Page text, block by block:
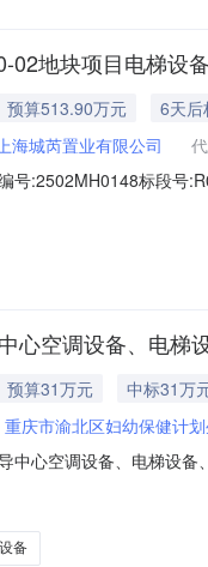
02地块项目电梯设
预算513.90万元
6天后
海城芮置业有限公司
号:2502MH0148标段号
近纪高路））工程规模
心空调设备、电
预算31万元
中标31万
重庆市渝北区妇幼保健计
中心空调设备、电梯设
区级托育综合服务指导
备